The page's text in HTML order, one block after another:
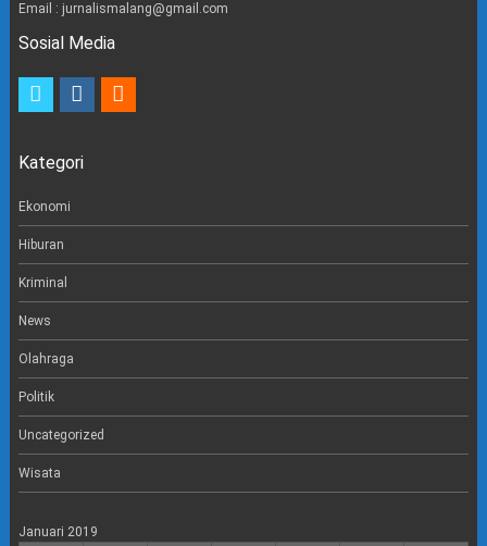
Email : jurnalismalang@gmail.com
Sosial Media
t
r
a
Kategori
Ekonomi
Hiburan
Kriminal
News
Olahraga
Politik
Uncategorized
Wisata
Januari 2019